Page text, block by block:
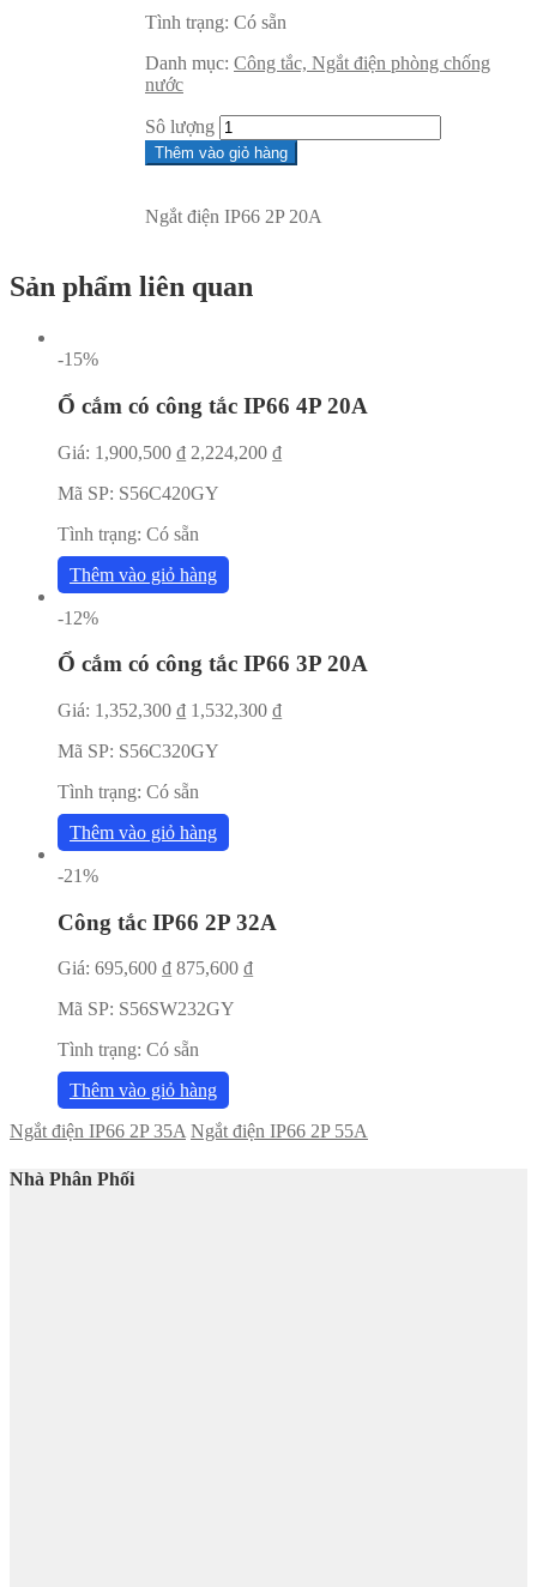
Tình trạng: Có sẵn
Danh mục: Công tắc, Ngắt điện phòng chống
nước
Sô lượng
Thêm vào giỏ hàng
Ngắt điện IP66 2P 20A
Sản phẩm liên quan
-15%
Ổ cắm có công tắc IP66 4P 20A
Giá: 1,900,500 ₫ 2,224,200 ₫
Mã SP: S56C420GY
Tình trạng: Có sẵn
Thêm vào giỏ hàng
-12%
Ổ cắm có công tắc IP66 3P 20A
Giá: 1,352,300 ₫ 1,532,300 ₫
Mã SP: S56C320GY
Tình trạng: Có sẵn
Thêm vào giỏ hàng
-21%
Công tắc IP66 2P 32A
Giá: 695,600 ₫ 875,600 ₫
Mã SP: S56SW232GY
Tình trạng: Có sẵn
Thêm vào giỏ hàng
Ngắt điện IP66 2P 35A Ngắt điện IP66 2P 55A
Nhà Phân Phối